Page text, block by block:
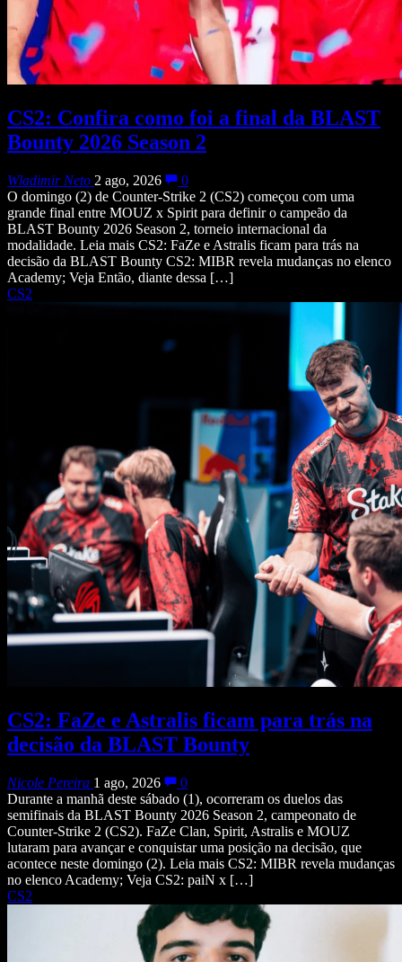
CS2: Confira como foi a final da BLAST
Bounty 2026 Season 2
Wladimir Neto 2 ago, 2026
0
O domingo (2) de Counter-Strike 2 (CS2) começou com uma
grande final entre MOUZ x Spirit para definir o campeão da
BLAST Bounty 2026 Season 2, torneio internacional da
modalidade. Leia mais CS2: FaZe e Astralis ficam para trás na
decisão da BLAST Bounty CS2: MIBR revela mudanças no elenco
Academy; Veja Então, diante dessa […]
CS2
CS2: FaZe e Astralis ficam para trás na
decisão da BLAST Bounty
Nicole Pereira 1 ago, 2026
0
Durante a manhã deste sábado (1), ocorreram os duelos das
semifinais da BLAST Bounty 2026 Season 2, campeonato de
Counter-Strike 2 (CS2). FaZe Clan, Spirit, Astralis e MOUZ
lutaram para avançar e conquistar uma posição na decisão, que
acontece neste domingo (2). Leia mais CS2: MIBR revela mudanças
no elenco Academy; Veja CS2: paiN x […]
CS2